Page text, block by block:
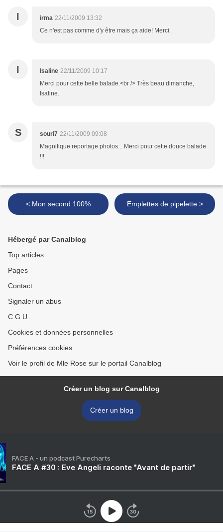
I irma 22/11/2009 13:32
Ce n'est pas comme d'y être mais ça aide! Merci.
I Isaline 22/11/2009 10:17
Merci pour cette belle balade.<br /> Très beau dimanche,
Isaline.
S souri7 22/11/2009 09:08
Magnifique reportage photos... Merci pour cette douce balade
!!!
< Mon second 100% Emplettes de pipelette >
Hébergé par Canalblog
Top articles
Pages
Contact
Signaler un abus
C.G.U.
Cookies et données personnelles
Préférences cookies
Voir le profil de Mle Rose sur le portail Canalblog
Créer un blog sur Canalblog
Créer un blog
FACE A - un podcast Purecharts
FACE A #30 : Eve Angeli raconte "Avant de partir"